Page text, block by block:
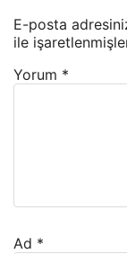
E-posta
ile
Yorum *
Ad *